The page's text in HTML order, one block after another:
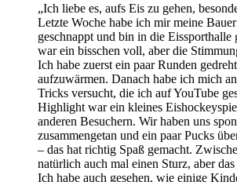
„Ich liebe es, aufs Eis zu gehen,
Letzte Woche habe ich mir meine
geschnappt und bin in die Eissporthalle
war ein bisschen voll, aber die
Ich habe zuerst ein paar Runden
aufzuwärmen. Danach habe ich mich
Tricks versucht, die ich auf YouTube
Highlight war ein kleines
anderen Besuchern. Wir haben uns
zusammengetan und ein paar Pucks
– das hat richtig Spaß gemacht.
natürlich auch mal einen Sturz, aber
Ich habe auch gesehen, wie einige